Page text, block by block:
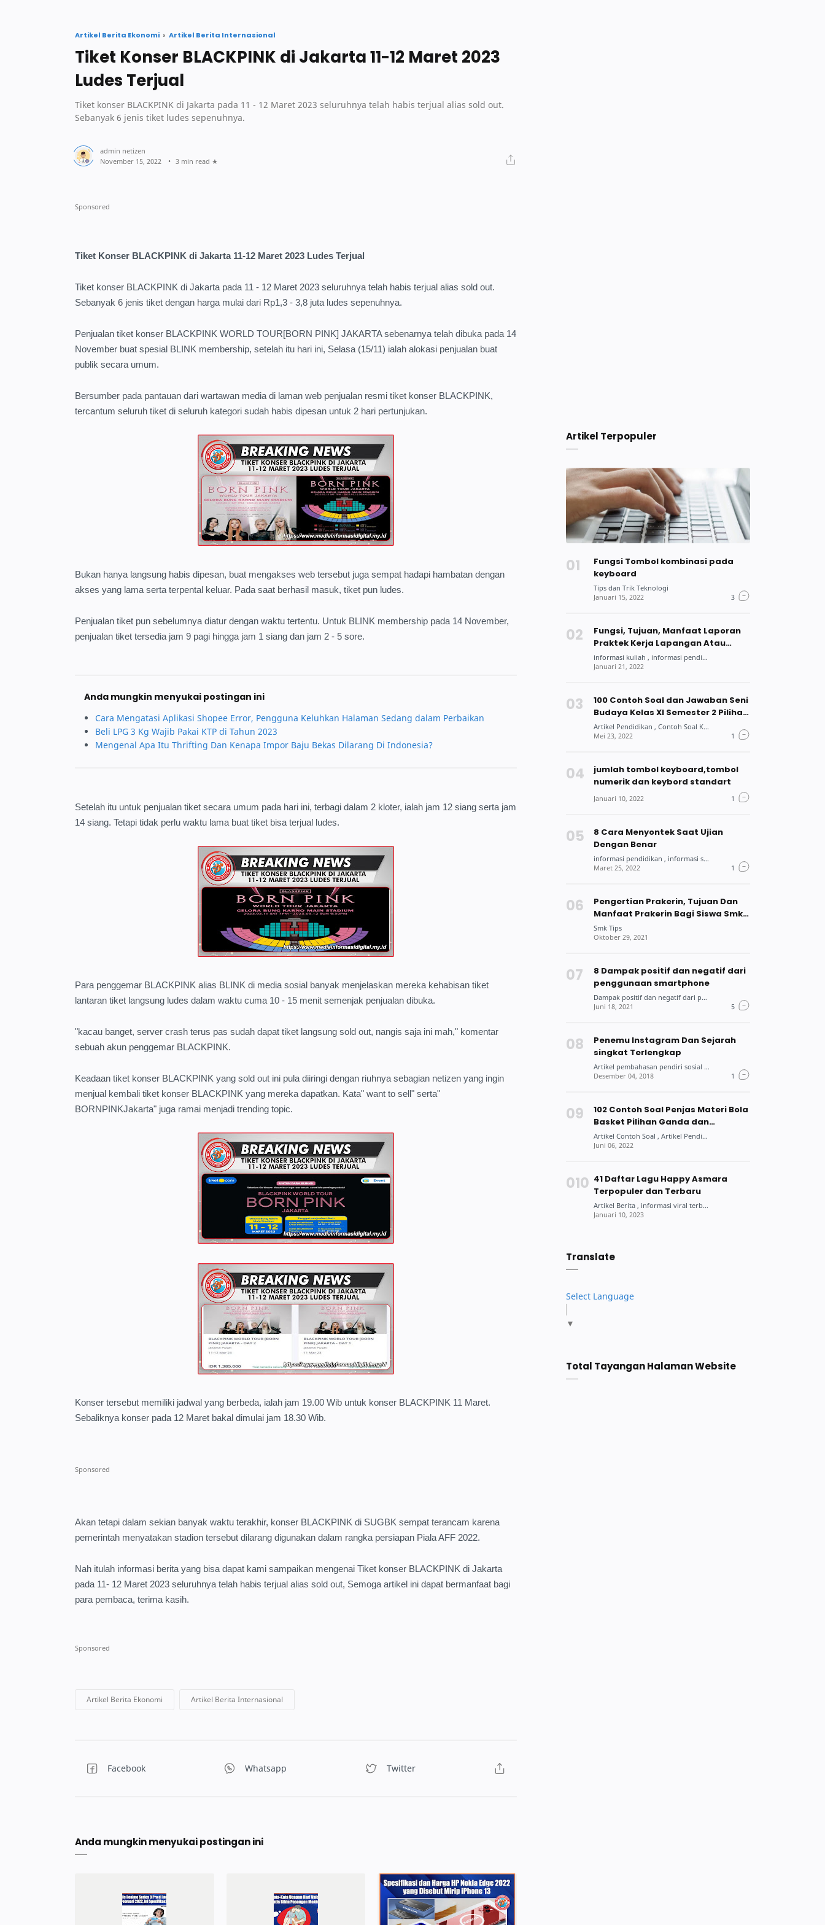
Artikel Berita Ekonomi Artikel Berita Internasional
Tiket Konser BLACKPINK di Jakarta 11-12 Maret 2023
Ludes Terjual
Tiket konser BLACKPINK di Jakarta pada 11 - 12 Maret 2023 seluruhnya telah habis terjual alias sold out.
Sebanyak 6 jenis tiket ludes sepenuhnya.
3 min read
Tiket Konser BLACKPINK di Jakarta 11-12 Maret 2023 Ludes Terjual
Tiket konser BLACKPINK di Jakarta pada 11 - 12 Maret 2023 seluruhnya telah habis terjual alias sold out.
Sebanyak 6 jenis tiket dengan harga mulai dari Rp1,3 - 3,8 juta ludes sepenuhnya.
Penjualan tiket konser BLACKPINK WORLD TOUR[BORN PINK] JAKARTA sebenarnya telah dibuka pada 14
November buat spesial BLINK membership, setelah itu hari ini, Selasa (15/11) ialah alokasi penjualan buat
publik secara umum.
Bersumber pada pantauan dari wartawan media di laman web penjualan resmi tiket konser BLACKPINK,
tercantum seluruh tiket di seluruh kategori sudah habis dipesan untuk 2 hari pertunjukan.
Bukan hanya langsung habis dipesan, buat mengakses web tersebut juga sempat hadapi hambatan dengan
akses yang lama serta terpental keluar. Pada saat berhasil masuk, tiket pun ludes.
Penjualan tiket pun sebelumnya diatur dengan waktu tertentu. Untuk BLINK membership pada 14 November,
penjualan tiket tersedia jam 9 pagi hingga jam 1 siang dan jam 2 - 5 sore.
Anda mungkin menyukai postingan ini
Cara Mengatasi Aplikasi Shopee Error, Pengguna Keluhkan Halaman Sedang dalam Perbaikan
Beli LPG 3 Kg Wajib Pakai KTP di Tahun 2023
Mengenal Apa Itu Thrifting Dan Kenapa Impor Baju Bekas Dilarang Di Indonesia?
Setelah itu untuk penjualan tiket secara umum pada hari ini, terbagi dalam 2 kloter, ialah jam 12 siang serta jam
14 siang. Tetapi tidak perlu waktu lama buat tiket bisa terjual ludes.
Para penggemar BLACKPINK alias BLINK di media sosial banyak menjelaskan mereka kehabisan tiket
lantaran tiket langsung ludes dalam waktu cuma 10 - 15 menit semenjak penjualan dibuka.
"kacau banget, server crash terus pas sudah dapat tiket langsung sold out, nangis saja ini mah," komentar
sebuah akun penggemar BLACKPINK.
Keadaan tiket konser BLACKPINK yang sold out ini pula diiringi dengan riuhnya sebagian netizen yang ingin
menjual kembali tiket konser BLACKPINK yang mereka dapatkan. Kata" want to sell" serta"
BORNPINKJakarta" juga ramai menjadi trending topic.
Konser tersebut memiliki jadwal yang berbeda, ialah jam 19.00 Wib untuk konser BLACKPINK 11 Maret.
Sebaliknya konser pada 12 Maret bakal dimulai jam 18.30 Wib.
Akan tetapi dalam sekian banyak waktu terakhir, konser BLACKPINK di SUGBK sempat terancam karena
pemerintah menyatakan stadion tersebut dilarang digunakan dalam rangka persiapan Piala AFF 2022.
Nah itulah informasi berita yang bisa dapat kami sampaikan mengenai Tiket konser BLACKPINK di Jakarta
pada 11- 12 Maret 2023 seluruhnya telah habis terjual alias sold out, Semoga artikel ini dapat bermanfaat bagi
para pembaca, terima kasih.
Anda mungkin menyukai postingan ini
Artikel Terpopuler
Fungsi Tombol kombinasi pada
keyboard
Fungsi, Tujuan, Manfaat Laporan
Praktek Kerja Lapangan Atau
Praktek Kerja Industri Bagi Siswa
Dan Mahasiswa
100 Contoh Soal dan Jawaban Seni
Budaya Kelas XI Semester 2 Pilihan
Ganda
jumlah tombol keyboard,tombol
numerik dan keybord standart
8 Cara Menyontek Saat Ujian
Dengan Benar
Pengertian Prakerin, Tujuan Dan
Manfaat Prakerin Bagi Siswa Smk
Dan Mahasiswa
8 Dampak positif dan negatif dari
penggunaan smartphone
Penemu Instagram Dan Sejarah
singkat Terlengkap
102 Contoh Soal Penjas Materi Bola
Basket Pilihan Ganda dan
Jawabannya
41 Daftar Lagu Happy Asmara
Terpopuler dan Terbaru
Translate
Select Language
▼
Total Tayangan Halaman Website